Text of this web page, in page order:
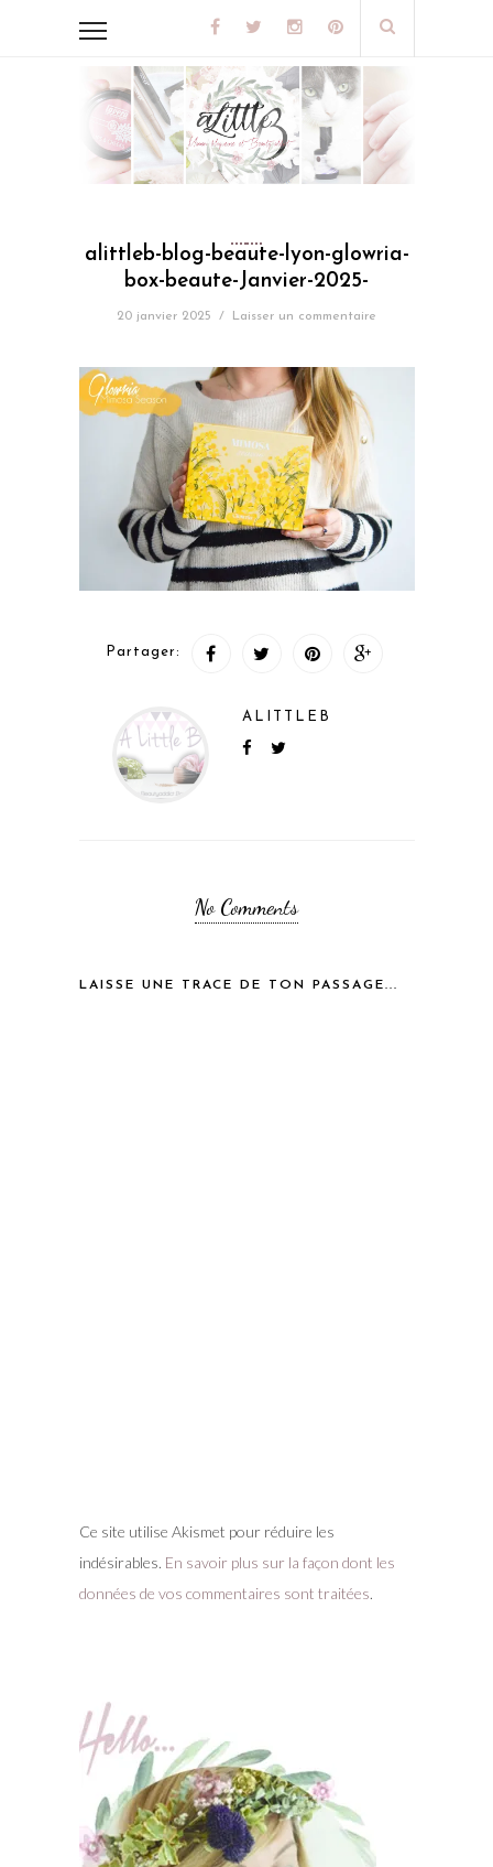
alittleb-blog-beaute-lyon-glowria-
box-beaute-Janvier-2025-
20 janvier 2025 / Laisser un commentaire
Partager:
ALITTLEB
No Comments
LAISSE UNE TRACE DE TON PASSAGE...
Ce site utilise Akismet pour réduire les
indésirables. En savoir plus sur la façon dont les
données de vos commentaires sont traitées.